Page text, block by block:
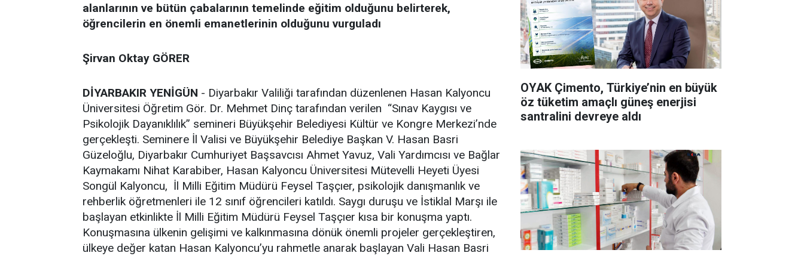
alanlarının ve bütün çabalarının temelinde eğitim olduğunu belirterek,
öğrencilerin en önemli emanetlerinin olduğunu vurguladı
Şirvan Oktay GÖRER
DİYARBAKIR YENİGÜN - Diyarbakır Valiliği tarafından düzenlenen Hasan Kalyoncu
Üniversitesi Öğretim Gör. Dr. Mehmet Dinç tarafından verilen “Sınav Kaygısı ve
Psikolojik Dayanıklılık” semineri Büyükşehir Belediyesi Kültür ve Kongre Merkezi’nde
gerçekleşti. Seminere İl Valisi ve Büyükşehir Belediye Başkan V. Hasan Basri
Güzeloğlu, Diyarbakır Cumhuriyet Başsavcısı Ahmet Yavuz, Vali Yardımcısı ve Bağlar
Kaymakamı Nihat Karabiber, Hasan Kalyoncu Üniversitesi Mütevelli Heyeti Üyesi
Songül Kalyoncu, İl Milli Eğitim Müdürü Feysel Taşçıer, psikolojik danışmanlık ve
rehberlik öğretmenleri ile 12 sınıf öğrencileri katıldı. Saygı duruşu ve İstiklal Marşı ile
başlayan etkinlikte İl Milli Eğitim Müdürü Feysel Taşçıer kısa bir konuşma yaptı.
Konuşmasına ülkenin gelişimi ve kalkınmasına dönük önemli projeler gerçekleştiren,
ülkeye değer katan Hasan Kalyoncu’yu rahmetle anarak başlayan Vali Hasan Basri
OYAK Çimento, Türkiye’nin en büyük
öz tüketim amaçlı güneş enerjisi
santralini devreye aldı